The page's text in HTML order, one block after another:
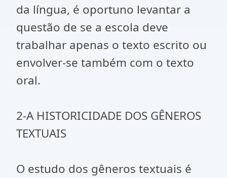
da língua, é oportuno levantar a
questão de se a escola deve
trabalhar apenas o texto escrito ou
envolver-se também com o texto
oral.
2-A HISTORICIDADE DOS GÊNEROS
TEXTUAIS
O estudo dos gêneros textuais é